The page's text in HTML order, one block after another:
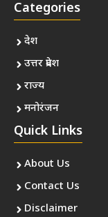
Categories
देश
उत्तर प्रदेश
राज्य
मनोरंजन
Quick Links
About Us
Contact Us
Disclaimer